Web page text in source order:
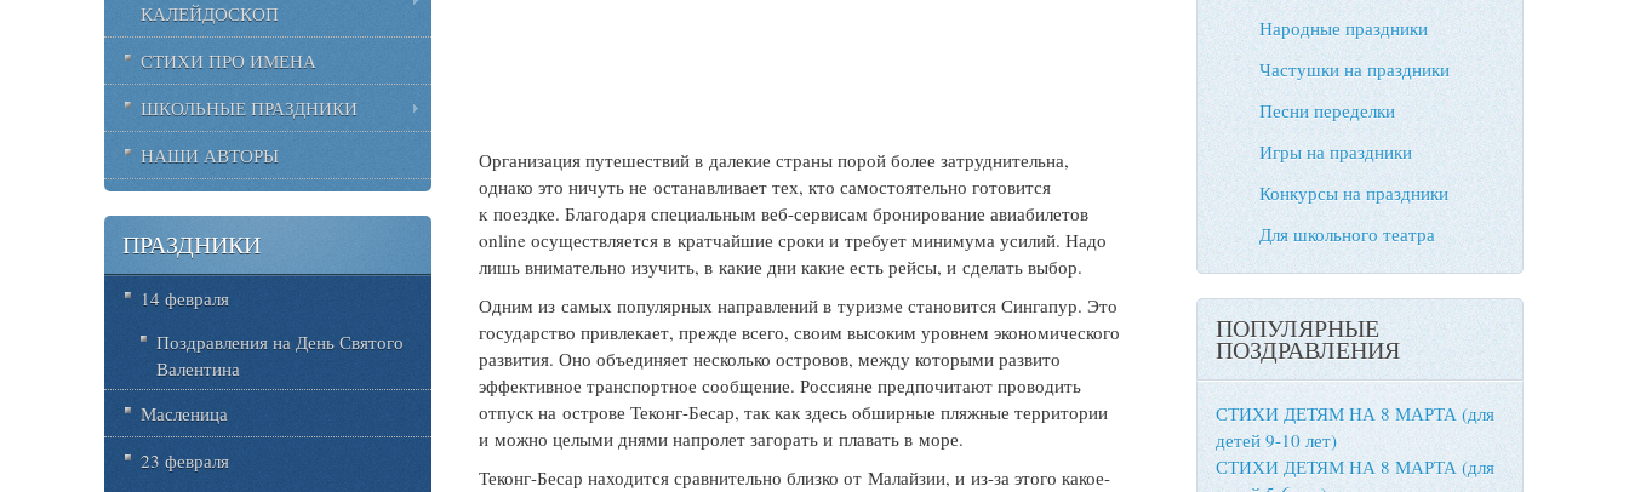
Организация путешествий в далекие страны порой более затруднительна,
однако это ничуть не останавливает тех, кто самостоятельно готовится
к поездке. Благодаря специальным веб-сервисам бронирование авиабилетов
online осуществляется в кратчайшие сроки и требует минимума усилий. Надо
лишь внимательно изучить, в какие дни какие есть рейсы, и сделать выбор.
Одним из самых популярных направлений в туризме становится Сингапур. Это
государство привлекает, прежде всего, своим высоким уровнем экономического
развития. Оно объединяет несколько островов, между которыми развито
эффективное транспортное сообщение. Россияне предпочитают проводить
отпуск на острове Теконг-Бесар, так как здесь обширные пляжные территории
и можно целыми днями напролет загорать и плавать в море.
Теконг-Бесар находится сравнительно близко от Малайзии, и из-за этого какое-
КАЛЕЙДОСКОП
СТИХИ ПРО ИМЕНА
ШКОЛЬНЫЕ ПРАЗДНИКИ
НАШИ АВТОРЫ
ПРАЗДНИКИ
14 февраля
Поздравления на День Святого
Валентина
Масленица
23 февраля
Народные праздники
Частушки на праздники
Песни переделки
Игры на праздники
Конкурсы на праздники
Для школьного театра
ПОПУЛЯРНЫЕ
ПОЗДРАВЛЕНИЯ
СТИХИ ДЕТЯМ НА 8 МАРТА (для
детей 9-10 лет)
СТИХИ ДЕТЯМ НА 8 МАРТА (для